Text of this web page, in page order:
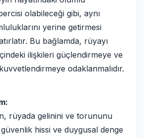
olabileceği gibi, aynı
yerine getirmesi
Bu bağlamda, rüyayı
ilişkileri güçlendirmeye ve
odaklanmalıdır.
rüyada gelinini ve torununu
hissi ve duygusal denge